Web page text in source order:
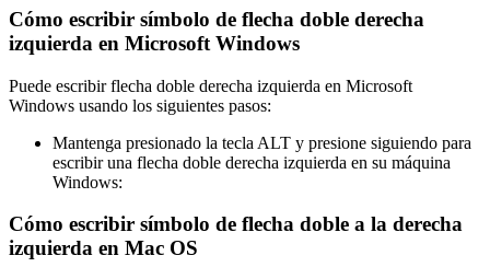
Cómo escribir símbolo de flecha doble derecha
izquierda en Microsoft Windows
Puede escribir flecha doble derecha izquierda en Microsoft
Windows usando los siguientes pasos:
Mantenga presionado la tecla ALT y presione siguiendo para
escribir una flecha doble derecha izquierda en su máquina
Windows:
Cómo escribir símbolo de flecha doble a la derecha
izquierda en Mac OS